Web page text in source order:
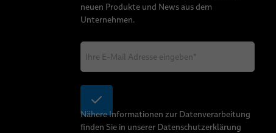
neuen Produkte und News aus dem
Unternehmen.
Nähere Informationen zur Datenverarbeitung
finden Sie in unserer Datenschutzerklärung